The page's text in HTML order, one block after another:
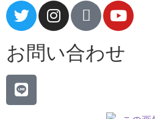
お問い合わせ